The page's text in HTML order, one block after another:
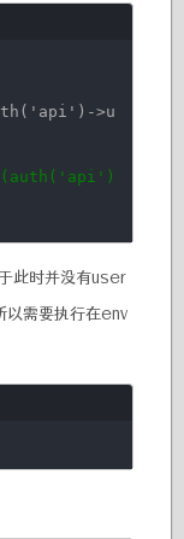
'api' )->u
此时并没有user
以需要执行在env